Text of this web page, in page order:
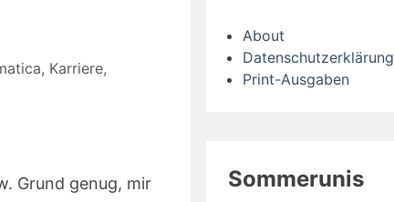
, Karriere,
Grund genug, mir
About
Datenschutzerklärung
Print-Ausgaben
Sommerunis